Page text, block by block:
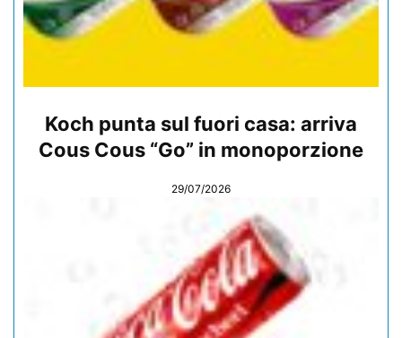
Koch punta sul fuori casa: arriva
Cous Cous “Go” in monoporzione
29/07/2026